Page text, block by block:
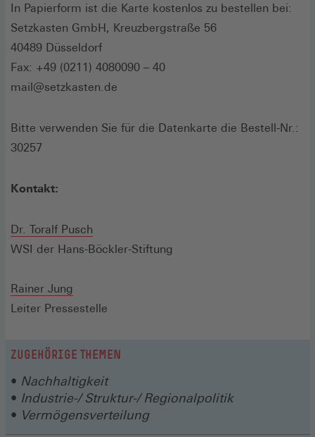
In Papierform ist die Karte kostenlos zu bestellen bei:
Setzkasten GmbH, Kreuzbergstraße 56
40489 Düsseldorf
Fax: +49 (0211) 4080090 – 40
mail@setzkasten.de
Bitte verwenden Sie für die Datenkarte die Bestell-Nr.:
30257
Kontakt:
Dr. Toralf Pusch
WSI der Hans-Böckler-Stiftung
Rainer Jung
Leiter Pressestelle
ZUGEHÖRIGE THEMEN
Nachhaltigkeit
Industrie-/ Struktur-/ Regionalpolitik
Vermögensverteilung